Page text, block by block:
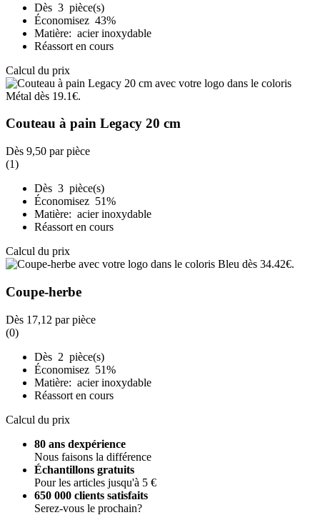
Dès 3 pièce(s)
Économisez 43%
Matière: acier inoxydable
Réassort en cours
Calcul du prix
Couteau à pain Legacy 20 cm
Dès 9,50 par pièce
(1)
Dès 3 pièce(s)
Économisez 51%
Matière: acier inoxydable
Réassort en cours
Calcul du prix
Coupe-herbe
Dès 17,12 par pièce
(0)
Dès 2 pièce(s)
Économisez 51%
Matière: acier inoxydable
Réassort en cours
Calcul du prix
80 ans dexpérience
Nous faisons la différence
Échantillons gratuits
Pour les articles jusqu'à 5 €
650 000 clients satisfaits
Serez-vous le prochain?